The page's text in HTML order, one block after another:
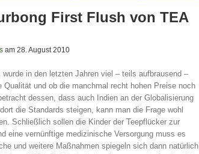
First Flush von TEA
am 28. August 2010
wurde in den letzten Jahren viel – teils aufbrausend –
und ob die manchmal recht hohen Preise noch
dessen, dass auch Indien an der Globalisierung
die Standards steigen, kann man die Frage wohl
Schließlich sollen die Kinder der Teepflücker zur
eine vernünftige medizinische Versorgung muss es
und weitere Maßnahmen spiegeln sich dann natürlich